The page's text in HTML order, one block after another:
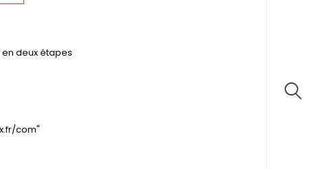
en deux étapes
com"